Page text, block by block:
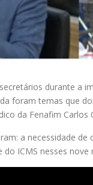
durante a
foram temas que
da Fenafim Carlos
a necessidade
ICMS nesses